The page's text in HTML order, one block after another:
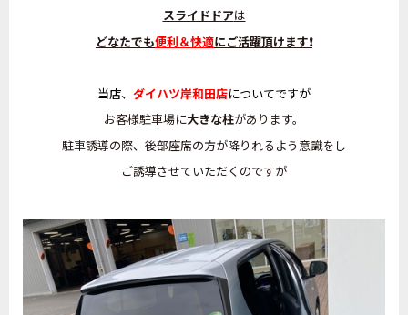
スライドドアは
どなたでも便利＆快適にご活躍頂けます❗
当店、 ダイハツ岸和田店についてですが
お客様駐車場に大きな柱があります。
駐車誘導の際、後部座席の方が降りれるよう意識をし
ご誘導させていただくのですが